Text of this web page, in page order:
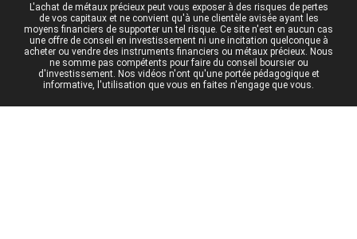
L'achat de métaux précieux peut vous exposer à des risques de pertes
de vos capitaux et ne convient qu'à une clientèle avisée ayant les
moyens financiers de supporter un tel risque. Ce site n'est en aucun cas
une offre de conseil en investissement ni une incitation quelconque à
acheter ou vendre des instruments financiers ou métaux précieux. Nous
ne somme pas compétents pour faire du conseil boursier ou
d'investissement. Nos vidéos n'ont qu'une portée pédagogique et
informative, l'utilisation que vous en faites n'engage que vous.